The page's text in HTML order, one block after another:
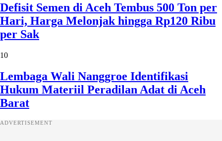
Defisit Semen di Aceh Tembus 500 Ton per
Hari, Harga Melonjak hingga Rp120 Ribu
per Sak
10
Lembaga Wali Nanggroe Identifikasi
Hukum Materiil Peradilan Adat di Aceh
Barat
ADVERTISEMENT